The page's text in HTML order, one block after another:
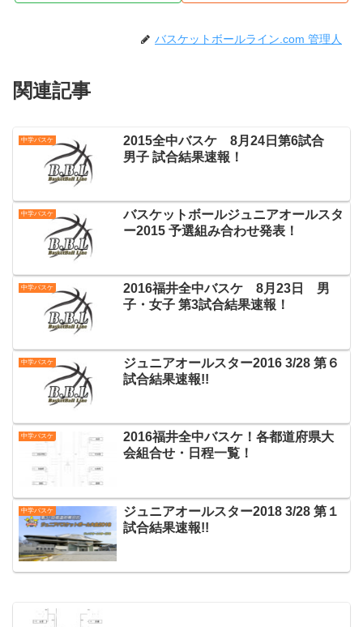
バスケットボールライン.com 管理人
関連記事
中学バスケ
2015全中バスケ 8月24日第6試合
男子 試合結果速報！
中学バスケ
バスケットボールジュニアオールスタ
ー2015 予選組み合わせ発表！
中学バスケ
2016福井全中バスケ 8月23日 男
子・女子 第3試合結果速報！
中学バスケ
ジュニアオールスター2016 3/28 第６
試合結果速報!!
中学バスケ
2016福井全中バスケ！各都道府県大
会組合せ・日程一覧！
中学バスケ
ジュニアオールスター2018 3/28 第１
試合結果速報!!